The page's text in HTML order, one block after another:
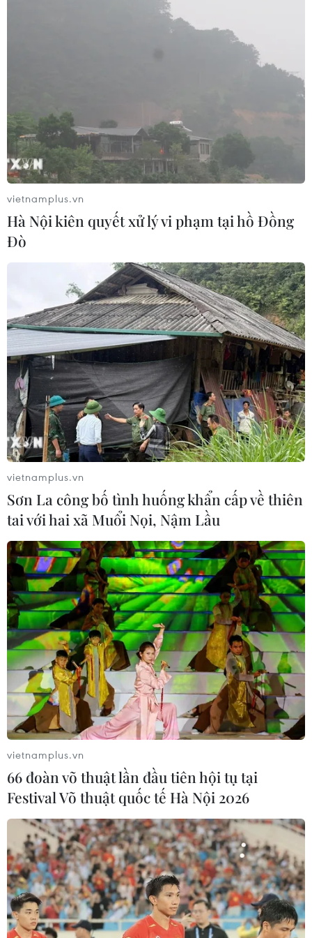
vietnamplus.vn
Hà Nội kiên quyết xử lý vi phạm tại hồ Đồng
Đò
vietnamplus.vn
Sơn La công bố tình huống khẩn cấp về thiên
tai với hai xã Muổi Nọi, Nậm Lầu
vietnamplus.vn
66 đoàn võ thuật lần đầu tiên hội tụ tại
Festival Võ thuật quốc tế Hà Nội 2026